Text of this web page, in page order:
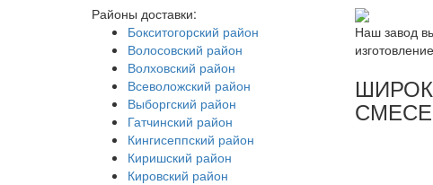
Районы доставки:
Бокситогорский район
Волосовский район
Волховский район
Всеволожский район
Выборгский район
Гатчинский район
Кингисеппский район
Киришский район
Кировский район
Наш завод